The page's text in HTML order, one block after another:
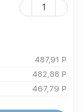
487,91 Р
482,88 Р
467,79 Р